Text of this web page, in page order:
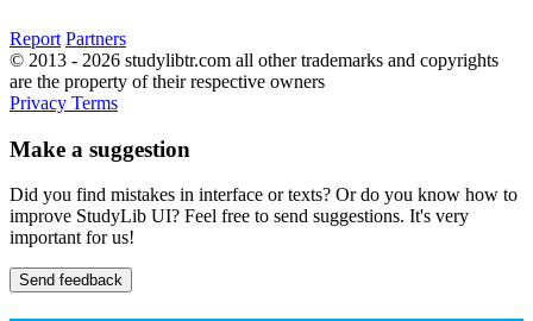
Report Partners
© 2013 - 2026 studylibtr.com all other trademarks and copyrights
are the property of their respective owners
Privacy Terms
Make a suggestion
Did you find mistakes in interface or texts? Or do you know how to
improve StudyLib UI? Feel free to send suggestions. It's very
important for us!
Send feedback